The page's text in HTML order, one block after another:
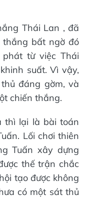
Thái Lan , đã
thắng bất ngờ đó
từ việc Thái
suất. Vì vậy,
đáng gờm, và
chiến thắng.
thì lại là bài toán
Lối chơi thiên
Tuấn xây dựng
thế trận chắc
tạo được không
có một sát thủ